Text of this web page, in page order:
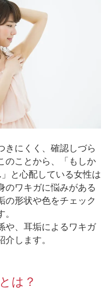
きにくく、確認しづら
のことから、「もしか
と心配している女性は
のワキガに悩みがある
の形状や色をチェック
や、耳垢によるワキガ
します。
は？